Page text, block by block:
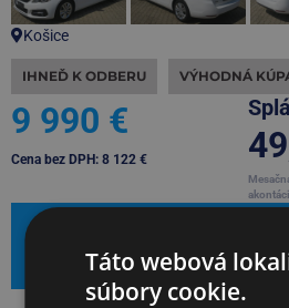
Košice
IHNEĎ K ODBERU VÝHODNÁ
9 990 €
Cena bez DPH: 8 122 €
Leasingová
Táto webová
súbory cookie.